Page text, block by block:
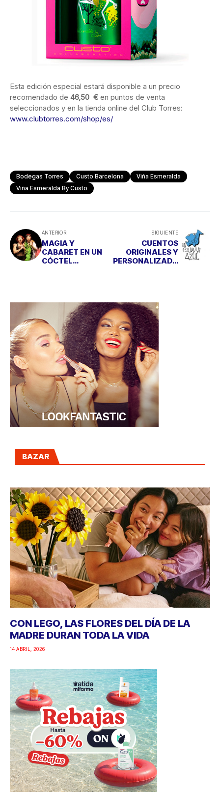
Esta edición especial estará disponible a un precio
recomendado de 46,50 € en puntos de venta
seleccionados y en la tienda online del Club Torres:
www.clubtorres.com/shop/es/
Bodegas Torres Custo Barcelona
Viña Esmeralda
Viña Esmeralda By Custo
ANTERIOR
MAGIA Y
CABARET EN UN
CÓCTEL
SIGUIENTE
CUENTOS
ORIGINALES Y
PERSONALIZADO
BAZAR
CON LEGO, LAS FLORES DEL DÍA DE LA
MADRE DURAN TODA LA VIDA
14 ABRIL, 2026